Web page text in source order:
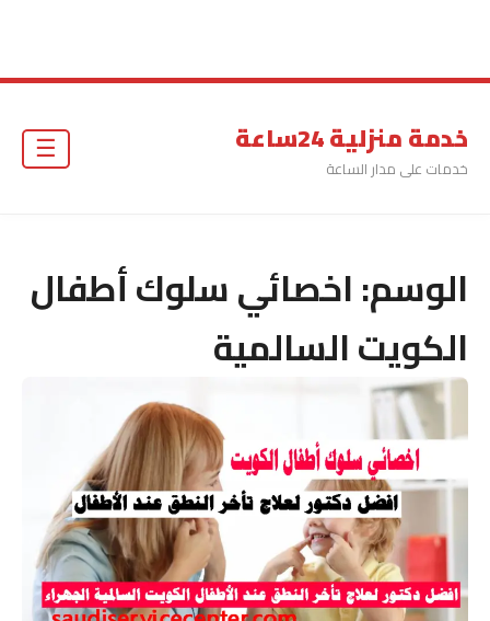
خدمة منزلية 24ساعة
خدمات على مدار الساعة
☰
الوسم:اخصائي سلوك أطفال
الكويت السالمية